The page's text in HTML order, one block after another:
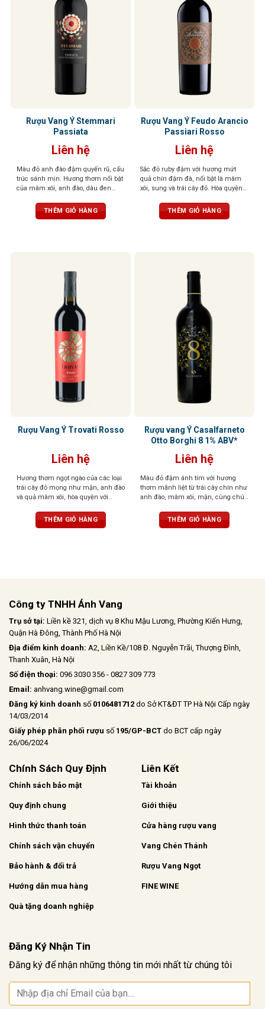
Rượu Vang Ý Stemmari
Passiata
Liên hệ
Màu đỏ anh đào đậm quyến rũ, cấu
trúc sánh mịn. Hương thơm nổi bật
của mâm xôi, anh đào, dâu đen
đen cay nồng. Khi rượu “thở” trong
ly, tầng hương vani và thuốc lá tinh
THÊM GIỎ HÀNG
Rượu Vang Ý Feudo Arancio
Passiari Rosso
Liên hệ
Sắc đỏ ruby đậm với hương mứt
quả chín đậm đà, nổi bật là mâm
xôi, sung và trái cây đỏ. Hòa quyện
như tiêu đen, quế, thảo mộc khô,
gợi cảm giác ấm áp và hài hòa.
THÊM GIỎ HÀNG
Rượu Vang Ý Trovati Rosso
Liên hệ
Hương thơm ngọt ngào của các loại
trái cây đỏ mọng như mận, anh đào
và quả mâm xôi, hòa quyện với
vị và vani. Vị chát mềm mại, tròn
trịa, cân bằng hoàn hảo với vị chua
THÊM GIỎ HÀNG
Rượu vang Ý Casalfarneto
Otto Borghi 8 1% ABV*
Liên hệ
Màu đỏ đậm ánh tím với hương
thơm mãnh liệt từ trái cây chín như
anh đào, mâm xôi, mận, cùng chút
cân bằng, tannin mềm, dư vị dễ
THÊM GIỎ HÀNG
Công ty TNHH Ánh Vang
Trụ sở tại: Liền kề 321, dịch vụ 8 Khu Mậu Lương, Phường Kiến Hưng,
Quận Hà Đông, Thành Phố Hà Nội
Địa điểm kinh doanh: A2, Liền Kề/108 Đ. Nguyễn Trãi, Thượng Đình,
Thanh Xuân, Hà Nội
Số điện thoại: 096 3030 356 - 0827 309 773
Email: anhvang.wine@gmail.com
Đăng ký kinh doanh số 0106481712 do Sở KT&ĐT TP Hà Nội Cấp ngày
14/03/2014
Giấy phép phân phối rượu số 195/GP-BCT do BCT cấp ngày
26/06/2024
Chính Sách Quy Định
Chính sách bảo mật
Quy định chung
Hình thức thanh toán
Chính sách vận chuyển
Bảo hành & đổi trả
Hướng dẫn mua hàng
Quà tặng doanh nghiệp
Liên Kết
Tài khoản
Giới thiệu
Cửa hàng rượu vang
Vang Chén Thánh
Rượu Vang Ngọt
FINE WINE
Đăng Ký Nhận Tin
Đăng ký để nhận những thông tin mới nhất từ chúng tôi